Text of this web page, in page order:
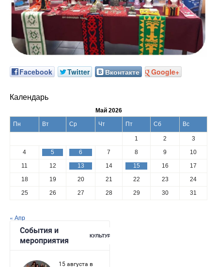
Facebook Twitter Вконтакте Google+
Календарь
Май 2026
Пн
Вт Ср Чт Пт Сб Вс
1 2
3
4
5 6 7 8 9
10
11
12 13 14 15 16
17
18
19 20 21 22 23
24
25
26 27 28 29 30 31
« Апр